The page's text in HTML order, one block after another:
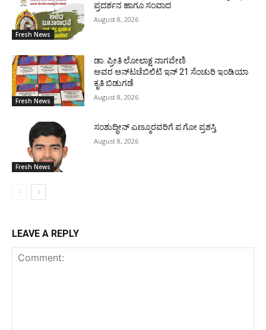
Fresh News
ಪ್ರದರ್ಶನ ಹಾಗೂ ಸಂವಾದ
August 8, 2026
Fresh News
ಡಾ. ಪ್ರೀತಿ ಲೋಲಾಕ್ಷ ನಾಗವೇಣಿ
ಅವರ ಅನ್‌ಟಚೆಬಿಲಿಟಿ ಇನ್ 21 ಸೆಂಚುರಿ ಇಂಡಿಯಾ
ಕೃತಿ ಬಿಡುಗಡೆ
August 8, 2026
Fresh News
ಸಂಶುದ್ಧೀನ್ ಎಣ್ಮೂರವರಿಗೆ ಪ.ಗೋ ಪ್ರಶಸ್ತಿ
August 8, 2026
LEAVE A REPLY